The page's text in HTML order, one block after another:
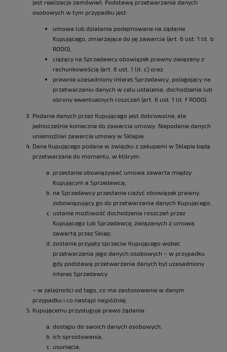
jest realizacja zamówień. Podstawą przetwarzania danych
osobowych w tym przypadku jest:
umowa lub działania podejmowane na żądanie
Kupującego, zmierzające do jej zawarcia (art. 6 ust. 1 lit. b
RODO),
ciążący na Sprzedawcy obowiązek prawny związany z
rachunkowością (art. 6 ust. 1 lit. c) oraz
prawnie uzasadniony interes Sprzedawcy, polegający na
przetwarzaniu danych w celu ustalenia, dochodzenia lub
obrony ewentualnych roszczeń (art. 6 ust. 1 lit. f RODO).
Podanie danych przez Kupującego jest dobrowolne, ale
jednocześnie konieczne do zawarcia umowy. Niepodanie danych
uniemożliwi zawarcie umowy w Sklepie.
Dane Kupującego podane w związku z zakupami w Sklepie będą
przetwarzane do momentu, w którym:
przestanie obowiązywać umowa zawarta między
Kupującym a Sprzedawcą;
na Sprzedawcy przestanie ciążyć obowiązek prawny,
zobowiązujący go do przetwarzania danych Kupującego;
ustanie możliwość dochodzenia roszczeń przez
Kupującego lub Sprzedawcę, związanych z umową
zawartą przez Sklep;
zostanie przyjęty sprzeciw Kupującego wobec
przetwarzania jego danych osobowych – w przypadku
gdy podstawą przetwarzania danych był uzasadniony
interes Sprzedawcy
– w zależności od tego, co ma zastosowanie w danym
przypadku i co nastąpi najpóźniej.
Kupującemu przysługuje prawo żądania:
dostępu do swoich danych osobowych,
ich sprostowania,
usunięcia,